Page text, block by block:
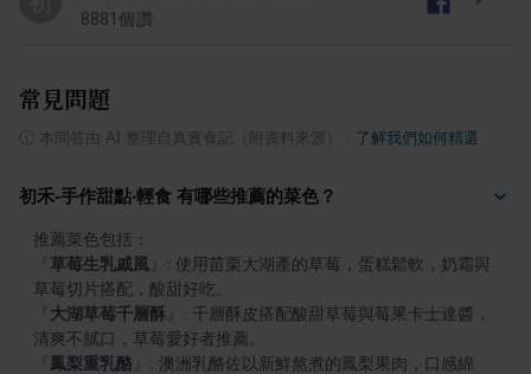
8881 個讚
常見問題
本問答由 AI 整理自真實食記（附資料來源） 了解我們如何精選
初禾-手作甜點‧輕食 有哪些推薦的菜色？
草莓生乳戚風
: 使用苗栗大湖產的草莓，蛋糕鬆軟，奶霜與
大湖草莓千層酥
: 千層酥皮搭配酸甜草莓與莓果卡士達醬，
鳳梨重乳酪
: 澳洲乳酪佐以新鮮熬煮的鳳梨果肉，口感綿